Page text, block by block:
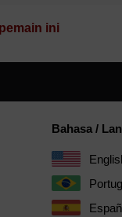
ini
Bahasa /